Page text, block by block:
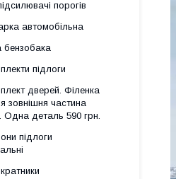
порогів
автомобільна
бензобака
підлоги
дверей. Філенка
зовнішня частина
Одна деталь 590 грн.
підлоги